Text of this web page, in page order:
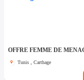
Tunis , Carthage